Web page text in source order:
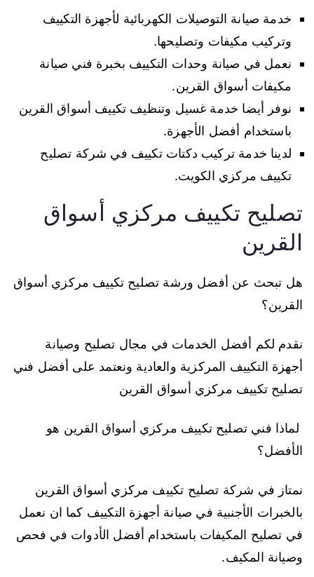
خدمة صيانة التوصيلات الكهربائية لأجهزة التكييف
وتركيب مكيفات وتصليحها.
نعمل في صيانة وحدات التكييف بخبرة فني صيانة
مكيفات أسواق القرين.
نوفر أيضا خدمة غسيل وتنظيف تكييف أسواق القرين
باستخدام أفضل الأجهزة.
لدينا خدمة تركيب دكتات تكييف في شركة تصليح
تكييف مركزي الكويت.
تصليح تكييف مركزي أسواق
القرين
هل تبحث عن أفضل ورشة تصليح تكييف مركزي أسواق
القرين؟
نقدم لكم أفضل الخدمات في مجال تصليح وصيانة
أجهزة التكييف المركزية والعادية ونعتمد على أفضل فني
تصليح تكييف مركزي أسواق القرين
لماذا فني تصليح تكييف مركزي أسواق القرين هو
الأفضل؟
نمتاز في شركة تصليح تكييف مركزي أسواق القرين
بالخبرات الأجنبية في صيانة أجهزة التكييف كما ان نعمل
في تصليح المكيفات باستخدام أفضل الأدوات في فحص
وصيانة المكيف.